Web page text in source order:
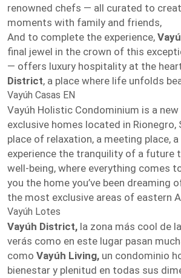
renowned chefs — all curated to
moments with family and friends,
And to complete the experience,
final jewel in the crown of this
— offers luxury hospitality at the
District, a place where life unfolds
Vayúh Casas EN
Vayúh Holistic Condominium is a
exclusive homes located in Rionegro,
place of relaxation, a meeting place,
experience the tranquility of a future
well-being, where everything comes
you the home you’ve been dreaming
the most exclusive areas of eastern
Vayúh Lotes
Vayúh District, la zona más cool de
verás como en este lugar pasan
como Vayúh Living, un condominio
bienestar y plenitud en todas sus